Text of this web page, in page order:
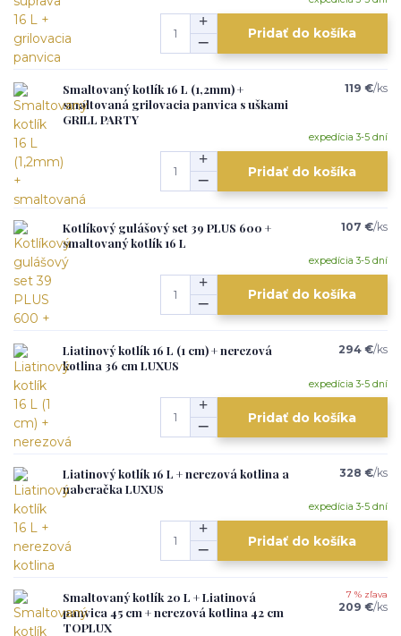
Pridať do košíka
Smaltovaný kotlík 16 L (1,2mm) +
smaltovaná grilovacia panvica s uškami
GRILL PARTY
119 €/ks
expedícia 3-5 dní
Pridať do košíka
Kotlíkový gulášový set 39 PLUS 600 +
smaltovaný kotlík 16 L
107 €/ks
expedícia 3-5 dní
Pridať do košíka
Liatinový kotlík 16 L (1 cm) + nerezová
kotlina 36 cm LUXUS
294 €/ks
expedícia 3-5 dní
Pridať do košíka
Liatinový kotlík 16 L + nerezová kotlina a
naberačka LUXUS
328 €/ks
expedícia 3-5 dní
Pridať do košíka
Smaltovaný kotlík 20 L + Liatinová
panvica 45 cm + nerezová kotlina 42 cm
TOPLUX
7 % zľava
209 €/ks